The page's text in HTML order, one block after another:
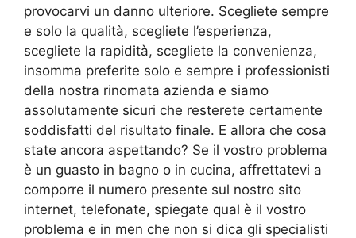
provocarvi un danno ulteriore. Scegliete sempre
e solo la qualità, scegliete l’esperienza,
scegliete la rapidità, scegliete la convenienza,
insomma preferite solo e sempre i professionisti
della nostra rinomata azienda e siamo
assolutamente sicuri che resterete certamente
soddisfatti del risultato finale. E allora che cosa
state ancora aspettando? Se il vostro problema
è un guasto in bagno o in cucina, affrettatevi a
comporre il numero presente sul nostro sito
internet, telefonate, spiegate qual è il vostro
problema e in men che non si dica gli specialisti